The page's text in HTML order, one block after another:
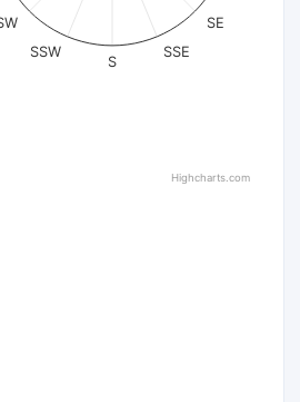
SE
SSE
S
SSW
Highcharts.com